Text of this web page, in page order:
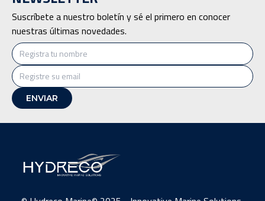
Suscríbete a nuestro boletín y sé el primero en conocer
nuestras últimas novedades.